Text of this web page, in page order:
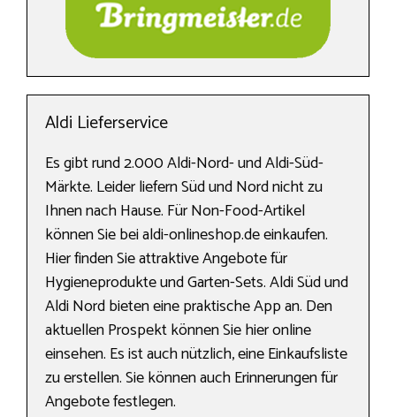
Aldi Lieferservice
Es gibt rund 2.000 Aldi-Nord- und Aldi-Süd-
Märkte. Leider liefern Süd und Nord nicht zu
Ihnen nach Hause. Für Non-Food-Artikel
können Sie bei aldi-onlineshop.de einkaufen.
Hier finden Sie attraktive Angebote für
Hygieneprodukte und Garten-Sets. Aldi Süd und
Aldi Nord bieten eine praktische App an. Den
aktuellen Prospekt können Sie hier online
einsehen. Es ist auch nützlich, eine Einkaufsliste
zu erstellen. Sie können auch Erinnerungen für
Angebote festlegen.